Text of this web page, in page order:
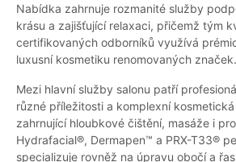
Nabídka zahrnuje rozmanité služby
krásu a zajišťující relaxaci, přičemž tým
certifikovaných odborníků využívá
luxusní kosmetiku renomovaných značek.
Mezi hlavní služby salonu patří
různé příležitosti a komplexní
zahrnující hloubkové čištění, masáže i
Hydrafacial®, Dermapen™ a PRX-T33®
specializuje rovněž na úpravu obočí a